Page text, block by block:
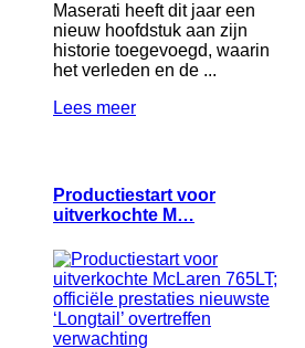
Maserati heeft dit jaar een
nieuw hoofdstuk aan zijn
historie toegevoegd, waarin
het verleden en de ...
Lees meer
Productiestart voor
uitverkochte M…